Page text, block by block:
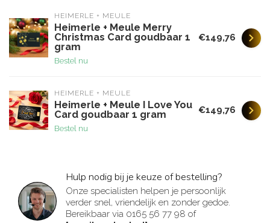
HEIMERLE + MEULE
Heimerle + Meule Merry
Christmas Card goudbaar 1
gram
Bestel nu
€149,76
HEIMERLE + MEULE
Heimerle + Meule I Love You
Card goudbaar 1 gram
Bestel nu
€149,76
Hulp nodig bij je keuze of bestelling?
Onze specialisten helpen je persoonlijk
verder snel, vriendelijk en zonder gedoe.
Bereikbaar via 0165 56 77 98 of